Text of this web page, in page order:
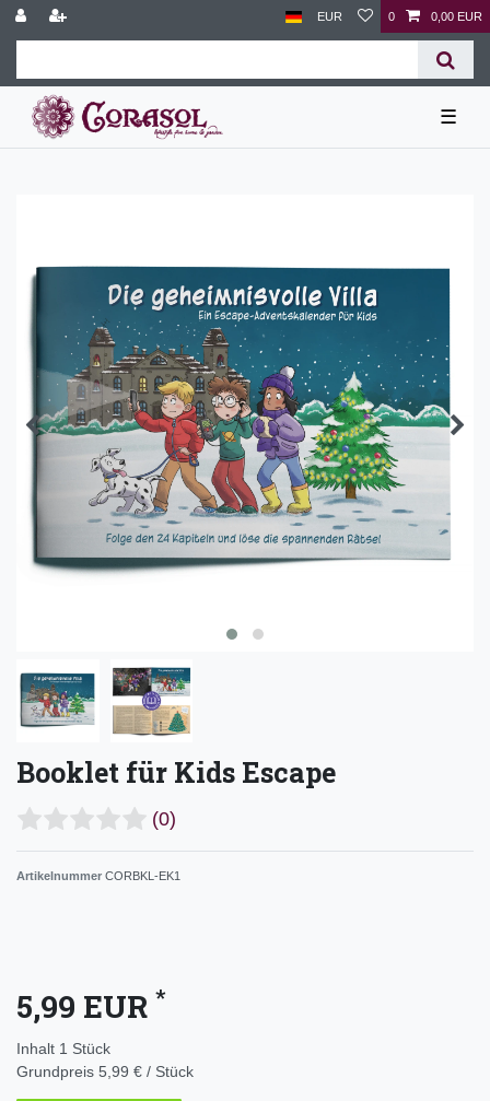
EUR 0 0,00 EUR
☰
Booklet für Kids Escape
(0)
Artikelnummer CORBKL-EK1
5,99 EUR *
Inhalt 1 Stück
Grundpreis 5,99 € / Stück